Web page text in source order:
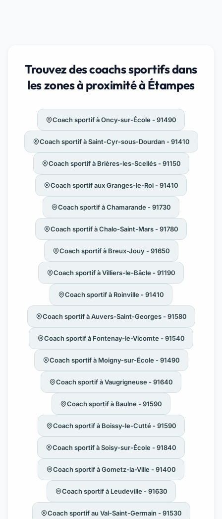
Trouvez des coachs sportifs dans
les zones à proximité à Étampes
Coach sportif à Oncy-sur-École - 91490
Coach sportif à Saint-Cyr-sous-Dourdan - 91410
Coach sportif à Brières-les-Scellés - 91150
Coach sportif aux Granges-le-Roi - 91410
Coach sportif à Chamarande - 91730
Coach sportif à Chalo-Saint-Mars - 91780
Coach sportif à Breux-Jouy - 91650
Coach sportif à Villiers-le-Bâcle - 91190
Coach sportif à Roinville - 91410
Coach sportif à Auvers-Saint-Georges - 91580
Coach sportif à Fontenay-le-Vicomte - 91540
Coach sportif à Moigny-sur-École - 91490
Coach sportif à Vaugrigneuse - 91640
Coach sportif à Baulne - 91590
Coach sportif à Boissy-le-Cutté - 91590
Coach sportif à Soisy-sur-École - 91840
Coach sportif à Gometz-la-Ville - 91400
Coach sportif à Leudeville - 91630
Coach sportif au Val-Saint-Germain - 91530